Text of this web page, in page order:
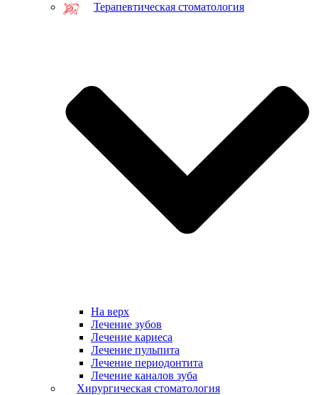
Терапевтическая стоматология
На верх
Лечение зубов
Лечение кариеса
Лечение пульпита
Лечение периодонтита
Лечение каналов зуба
Хирургическая стоматология